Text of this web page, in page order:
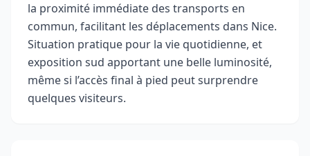
la proximité immédiate des transports en
commun, facilitant les déplacements dans Nice.
Situation pratique pour la vie quotidienne, et
exposition sud apportant une belle luminosité,
même si l’accès final à pied peut surprendre
quelques visiteurs.